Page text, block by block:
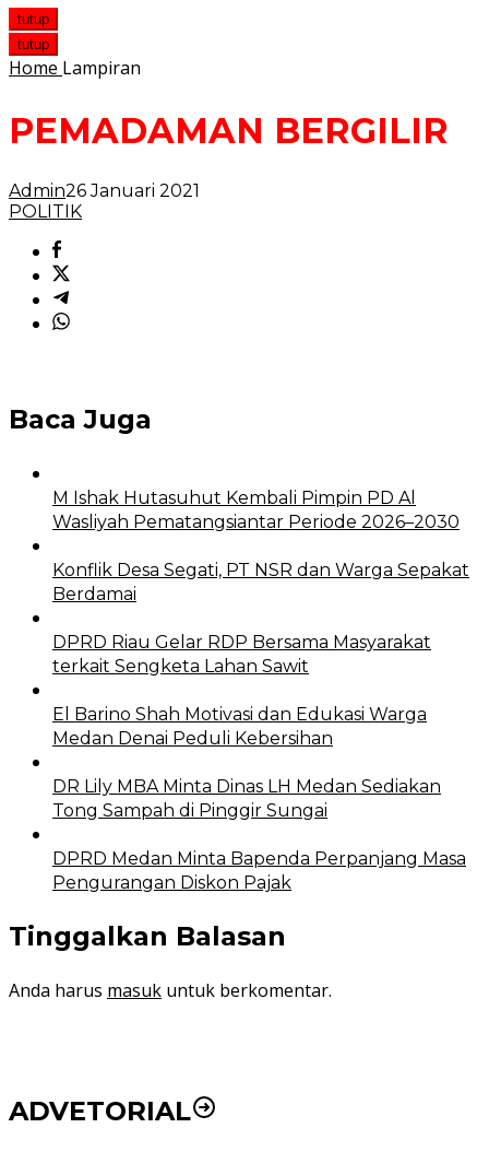
tutup
tutup
Home Lampiran
PEMADAMAN BERGILIR
Admin26 Januari 2021
POLITIK
Baca Juga
M Ishak Hutasuhut Kembali Pimpin PD Al
Wasliyah Pematangsiantar Periode 2026–2030
Konflik Desa Segati, PT NSR dan Warga Sepakat
Berdamai
DPRD Riau Gelar RDP Bersama Masyarakat
terkait Sengketa Lahan Sawit
El Barino Shah Motivasi dan Edukasi Warga
Medan Denai Peduli Kebersihan
DR Lily MBA Minta Dinas LH Medan Sediakan
Tong Sampah di Pinggir Sungai
DPRD Medan Minta Bapenda Perpanjang Masa
Pengurangan Diskon Pajak
Tinggalkan Balasan
Anda harus masuk untuk berkomentar.
ADVETORIAL